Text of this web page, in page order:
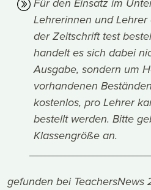
Für den Einsatz im
Lehrerinnen und Lehrer
der Zeitschrift test
handelt es sich dabei
Ausgabe, sondern um
vorhandenen
kostenlos, pro Lehrer
bestellt werden. Bitte
Klassengröße an.
gefunden bei TeachersNews